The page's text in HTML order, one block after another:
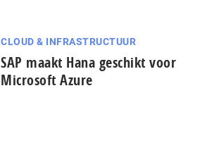
CLOUD & INFRASTRUCTUUR
SAP maakt Hana geschikt voor
Microsoft Azure